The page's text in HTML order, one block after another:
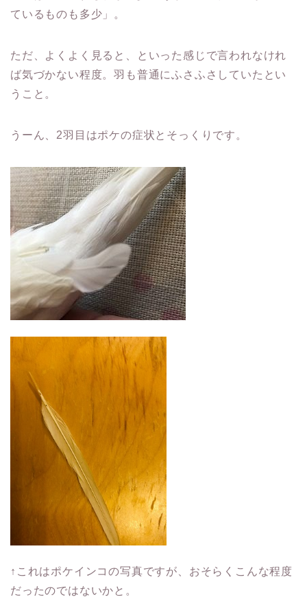
ているものも多少」。
ただ、よくよく見ると、といった感じで言われなけれ
ば気づかない程度。羽も普通にふさふさしていたとい
うこと。
うーん、2羽目はポケの症状とそっくりです。
↑これはポケインコの写真ですが、おそらくこんな程度
だったのではないかと。